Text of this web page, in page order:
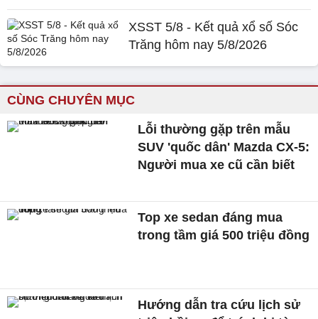
XSST 5/8 - Kết quả xổ số Sóc
Trăng hôm nay 5/8/2026
CÙNG CHUYÊN MỤC
Lỗi thường gặp trên mẫu
SUV 'quốc dân' Mazda CX-5:
Người mua xe cũ cần biết
Top xe sedan đáng mua
trong tầm giá 500 triệu đồng
Hướng dẫn tra cứu lịch sử